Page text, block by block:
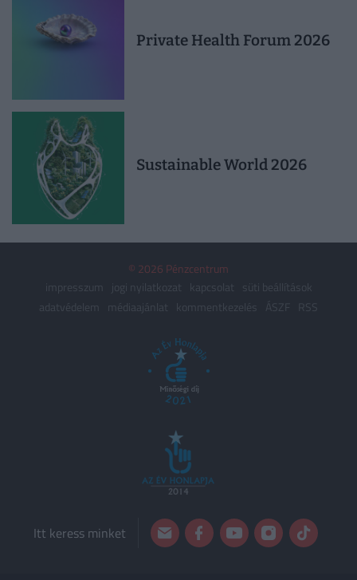
Private Health Forum 2026
Sustainable World 2026
© 2026 Pénzcentrum
impresszum
jogi nyilatkozat kapcsolat
süti beállítások
adatvédelem
médiaajánlat kommentkezelés ÁSZF RSS
Itt keress minket